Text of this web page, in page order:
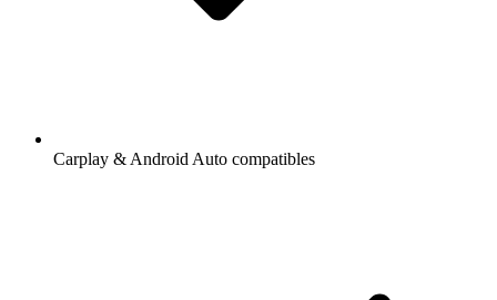
Carplay & Android Auto compatibles